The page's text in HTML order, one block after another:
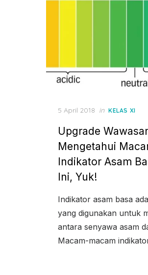
Posted
5 April 2018 in KELAS XI
Upgrade
Mengetahui
Indikator Asam
Ini, Yuk!
Indikator asam basa
yang digunakan untuk
antara senyawa asam
Macam-macam